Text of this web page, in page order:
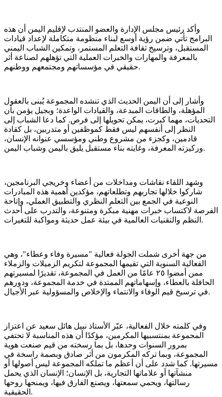
وأكد رئيس مجلس الإدارة والعضو المنتدب لإقليم اليمن أن هذه
البرامج تأتي ضمن رؤية أوسع لبناء منظومة متكاملة لإعداد قيادات
المستقبل، وترسيخ ثقافة التعلم المستمر، وتمكين الشباب اليمني
بالمعرفة والمهارات والخبرات العملية التي تؤهلهم لصناعة أثر
حقيقي في مؤسساتهم ومجتمعهم ووطنهم.
وأشار إلى أن اليمن الحديث الذي تنشده المجموعة يُبنى بالعقول
المؤهلة، والطاقات المبدعة، والقيادات الواعدة؛ وبجيل يؤمن بأن
التحديات، مهما كبرت، يمكن تحويلها إلى فرص. كما دعا الشباب إلى
النظر إلى أنفسهم ليس فقط كموظفين أو متدربين، بل كقادة
قادمين، وكجزء من مشروع وطني ومؤسسي عنوانه الإنسان،
وركيزته المعرفة، وغايته بناء مستقبل يليق باليمن وشباب اليمن.
وشهد اللقاء نقاشات ومداخلات من أعضاء وخريجي البرنامجين،
شاركوا خلالها تجاربهم وتطلعاتهم، مؤكدين أهمية هذه المبادرات
النوعية في الجمع بين التعلم النظري والتطبيق العملي، وإتاحة
الفرصة لاكتساب خبرات مهنية مبكرة ومتنوعة، والتدرب على أحدث
النظم والتقنيات العالمية في بيئة عمل حديثة ومواكبة للتغيرات.
من جهة أخرى شملت الجولة فعالية "مسيرة وفاء وعطاء"، وهي
الفعالية السنوية التي تقيمها المجموعة لتكريم الزميلات والزملاء
ممن أمضوا ٢٥ عامًا من العمل في المجموعة، تقديرًا لمسيرتهم
الحافلة بالعطاء، وإسهاماتهم الممتدة في خدمة المجموعة، ودورهم
في ترسيخ قيم الوفاء والانتماء والإخلاص والمسؤولية عبر الأجيال.
وفي كلمته خلال الفعالية، عبّر الأستاذ نبيل هائل سعيد عن اعتزاز
المجموعة بمنتسبيها المكرمين، مؤكدًا أن هذه المناسبة لا تحتفي
بمرور السنوات وحدها، بل بما رسخته من قيم صنعت هوية
المجموعة، وبما تركه المكرمون من أثر صادق وبصمة راسخة في
مسيرتها. كما شدد على أن أعظم ما تملكه المجموعة ليس أصولها أو
منشآتها أو علاماتها التجارية، بل الإنسان؛ الإنسان الذي يحمل
رسالتها، ويحمي سمعتها، ويصنع الفارق فيها، ويمنحها روحها
الحقيقية.